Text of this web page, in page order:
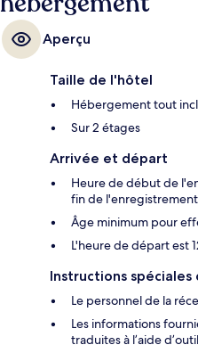
Aperçu
Taille de l'hôtel
Hébergement tout
Sur 2 étages
Arrivée et départ
Heure de début de
fin de
Âge minimum pour
L'heure de départ est
Instructions spéciales
Le personnel de la
Les informations
traduites à l’aide